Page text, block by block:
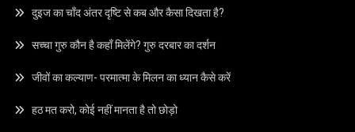
दुइज का चाँद अंतर दृष्टि से कब और कैसा दिखता है?
सच्चा गुरु कौन है कहाँ मिलेंगे? गुरु दरबार का दर्शन
जीवों का कल्याण- परमात्मा के मिलन का ध्यान कैसे करें
हठ मत करो, कोई नहीं मानता है तो छोड़ो